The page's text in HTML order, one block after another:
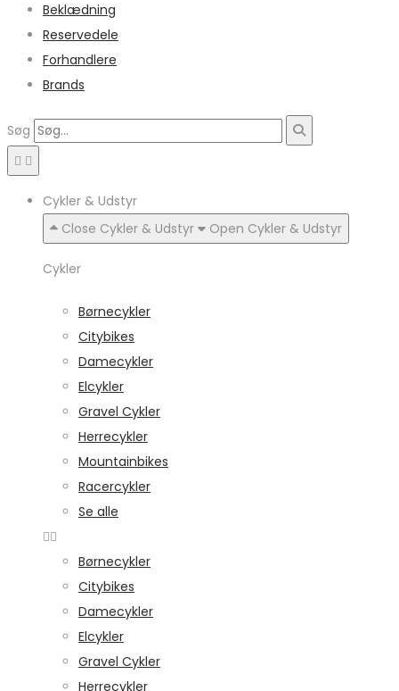
Beklædning
Reservedele
Forhandlere
Brands
Søg
Cykler & Udstyr
Close Cykler & Udstyr
Open Cykler & Udstyr
Cykler
Børnecykler
Citybikes
Damecykler
Elcykler
Gravel Cykler
Herrecykler
Mountainbikes
Racercykler
Se alle
Børnecykler
Citybikes
Damecykler
Elcykler
Gravel Cykler
Herrecykler